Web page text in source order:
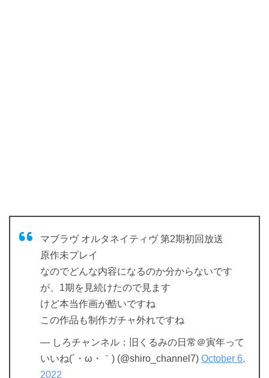
マブラヴ オルタネイティヴ 第2期初回放送
原作未プレイ
なのでどんな内容になるのか分からないです
が、1期を見続けたので見ます
けど本当作画が酷いですね
この作品も制作ガチャ外れですね
— しろチャンネル：旧くるみの日常＠寅年って
いいね(´・ω・｀) (@shiro_channel7) October 6,
2022